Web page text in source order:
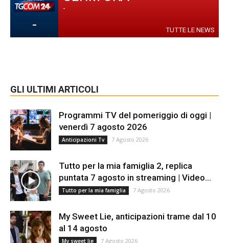
-
-
TUTTE LE NEWS
GLI ULTIMI ARTICOLI
Programmi TV del pomeriggio di oggi |
venerdì 7 agosto 2026
Anticipazioni Tv 7 Agosto 2026
Tutto per la mia famiglia 2, replica
puntata 7 agosto in streaming | Video...
Tutto per la mia famiglia 7 Agosto 2026
My Sweet Lie, anticipazioni trame dal 10
al 14 agosto
My sweet lie 7 Agosto 2026